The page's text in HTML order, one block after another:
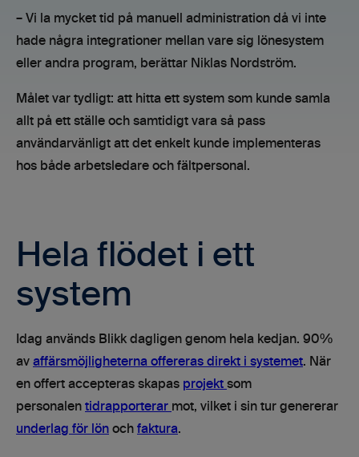
– Vi la mycket tid på manuell administration då vi inte
hade några integrationer mellan vare sig lönesystem
eller andra program, berättar Niklas Nordström.
Målet var tydligt: att hitta ett system som kunde samla
allt på ett ställe och samtidigt vara så pass
användarvänligt att det enkelt kunde implementeras
hos både arbetsledare och fältpersonal.
Hela flödet i ett
system
Idag används Blikk dagligen genom hela kedjan. 90%
av affärsmöjligheterna offereras direkt i systemet. När
en offert accepteras skapas projekt som
personalen tidrapporterar mot, vilket i sin tur genererar
underlag för lön och faktura.